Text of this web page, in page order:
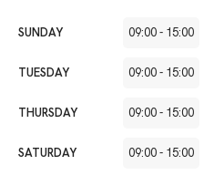
SUNDAY 09:00- 15:00
TUESDAY 09:00- 15:00
THURSDAY 09:00- 15:00
SATURDAY 09:00- 15:00